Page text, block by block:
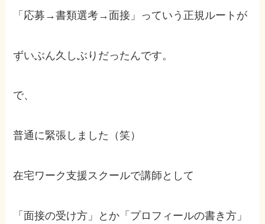
「応募→書類選考→面接」っていう正規ルートが
ずいぶん久しぶりだったんです。
で、
普通に緊張しました（笑）
在宅ワーク支援スクールで講師として
「面接の受け方」とか「プロフィールの書き方」